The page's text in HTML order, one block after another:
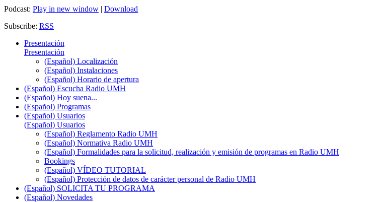
Podcast: Play in new window | Download
Subscribe: RSS
Presentación
Presentación
(Español) Localización
(Español) Instalaciones
(Español) Horario de apertura
(Español) Escucha Radio UMH
(Español) Hoy suena...
(Español) Programas
(Español) Usuarios
(Español) Usuarios
(Español) Reglamento Radio UMH
(Español) Normativa Radio UMH
(Español) Formalidades para la solicitud, realización y emisión de programas en Radio UMH
Bookings
(Español) VÍDEO TUTORIAL
(Español) Protección de datos de carácter personal de Radio UMH
(Español) SOLICITA TU PROGRAMA
(Español) Novedades